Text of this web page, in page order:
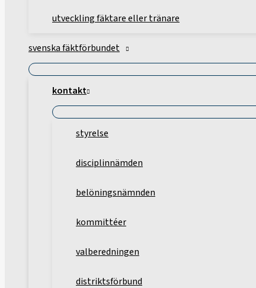
utveckling fäktare eller tränare
svenska fäktförbundet
kontakt
styrelse
disciplinnämden
belöningsnämnden
kommittéer
valberedningen
distriktsförbund